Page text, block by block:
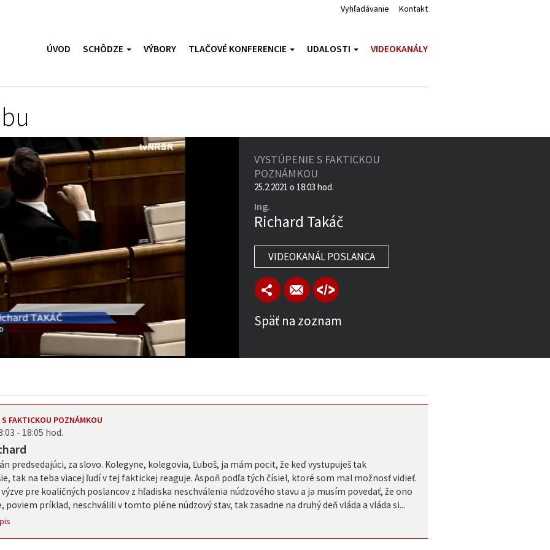
Vyhľadávanie Kontakt
ÚVOD SCHÔDZE VÝBORY TLAČOVÉ KONFERENCIE UDALOSTI VIDEOKANÁLY
VYSTÚPENIE S FAKTICKOU
POZNÁMKOU
25.2.2021 o 18:03 hod.
Ing.
Richard Takáč
VIDEOKANÁL POSLANCA
Späť na zoznam
FAKTICKOU POZNÁMKOU
- 18:05 hod.
predsedajúci, za slovo. Kolegyne, kolegovia, Ľuboš, ja mám pocit, že keď vystupuješ tak
tak na teba viacej ľudí v tej faktickej reaguje. Aspoň podľa tých čísiel, ktoré som mal možnosť vidieť.
pre koaličných poslancov z hľadiska neschválenia núdzového stavu a ja musím povedať, že ono
poviem príklad, neschválili v tomto pléne núdzový stav, tak zasadne na druhý deň vláda a vláda si...